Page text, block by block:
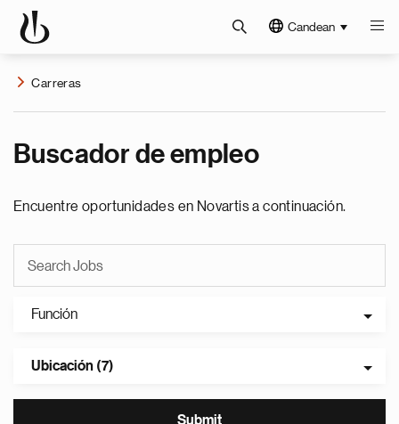
Candean
Carreras
Buscador de empleo
Encuentre oportunidades en Novartis a continuación.
Función
Ubicación (7)